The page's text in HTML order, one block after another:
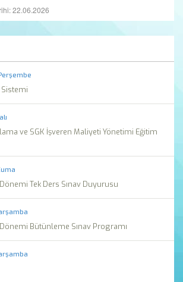
22.06.2026
ve SGK İşveren Maliyeti Yönetimi Eğitim
Tek Ders Sınav Duyurusu
Bütünleme Sınav Programı